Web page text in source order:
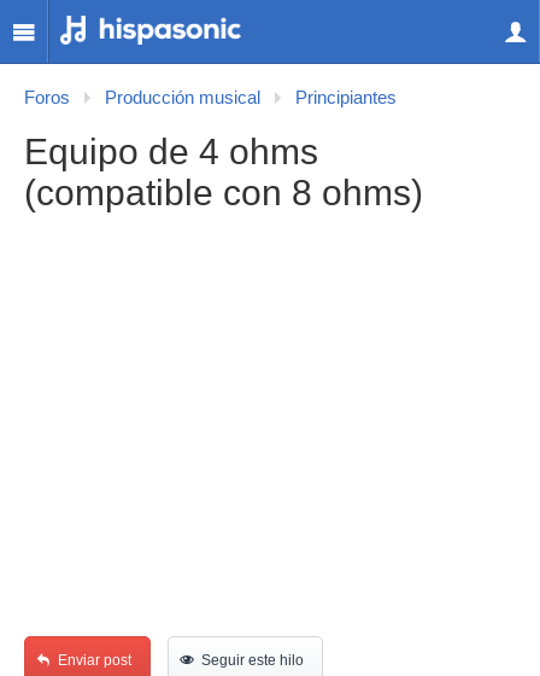
Foros Producción musical Principiantes
Equipo de 4 ohms
(compatible con 8 ohms)
Enviar post Seguir este hilo